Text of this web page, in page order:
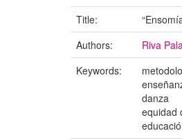
Title:
Authors:
Riva
Keywords:
danza
equidad